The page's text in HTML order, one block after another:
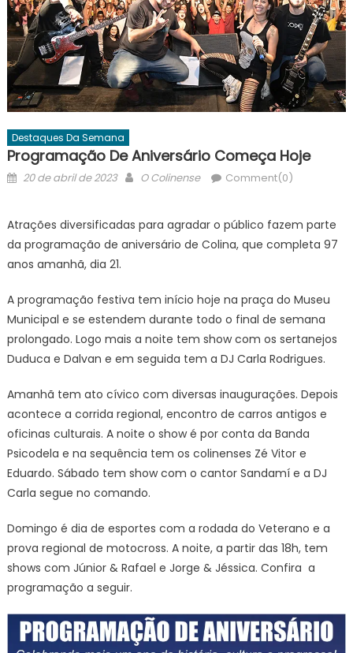
Destaques Da Semana
Programação De Aniversário Começa Hoje
Posted
20 de abril de 2023 Author
O Colinense Comment(0)
Atrações diversificadas para agradar o público fazem parte
da programação de aniversário de Colina, que completa 97
anos amanhã, dia 21.
A programação festiva tem início hoje na praça do Museu
Municipal e se estendem durante todo o final de semana
prolongado. Logo mais a noite tem show com os sertanejos
Duduca e Dalvan e em seguida tem a DJ Carla Rodrigues.
Amanhã tem ato cívico com diversas inaugurações. Depois
acontece a corrida regional, encontro de carros antigos e
oficinas culturais. A noite o show é por conta da Banda
Psicodela e na sequência tem os colinenses Zé Vitor e
Eduardo. Sábado tem show com o cantor Sandamí e a DJ
Carla segue no comando.
Domingo é dia de esportes com a rodada do Veterano e a
prova regional de motocross. A noite, a partir das 18h, tem
shows com Júnior & Rafael e Jorge & Jéssica. Confira a
programação a seguir.